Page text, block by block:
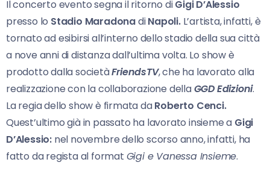
Il concerto evento segna il ritorno diGigi D’Alessio
presso lo Stadio MaradonadiNapoli.L’artista, infatti, è
tornato ad esibirsi all’interno dello stadio della sua città
a nove anni di distanza dall’ultima volta. Lo show è
prodotto dalla societàFriendsTV, che ha lavorato alla
realizzazione con la collaborazione dellaGGD Edizioni.
La regia dello show è firmata daRoberto Cenci.
Quest’ultimo già in passato ha lavorato insieme a Gigi
D’Alessio: nel novembre dello scorso anno, infatti, ha
fatto da regista al format Gigi e Vanessa Insieme.